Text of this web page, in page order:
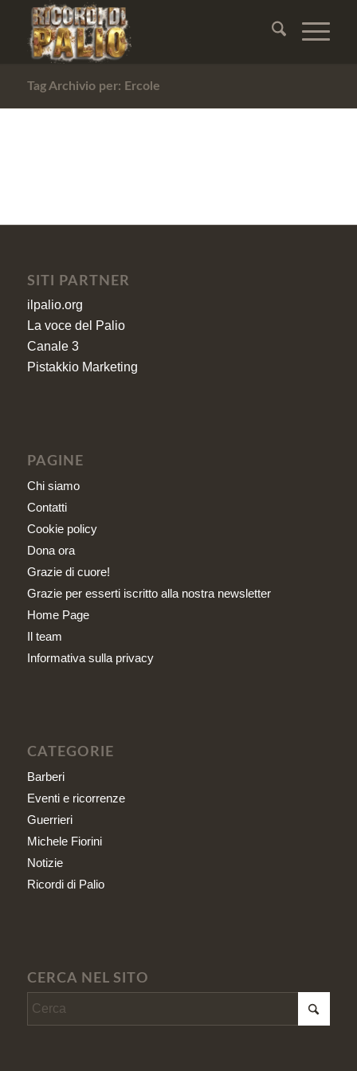
Tag Archivio per: Ercole
SITI PARTNER
ilpalio.org
La voce del Palio
Canale 3
Pistakkio Marketing
PAGINE
Chi siamo
Contatti
Cookie policy
Dona ora
Grazie di cuore!
Grazie per esserti iscritto alla nostra newsletter
Home Page
Il team
Informativa sulla privacy
CATEGORIE
Barberi
Eventi e ricorrenze
Guerrieri
Michele Fiorini
Notizie
Ricordi di Palio
CERCA NEL SITO